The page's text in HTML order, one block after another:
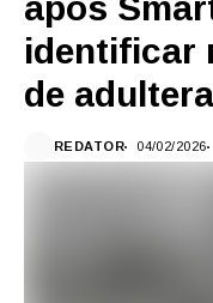
identificar
de
REDATOR 04/02/2026